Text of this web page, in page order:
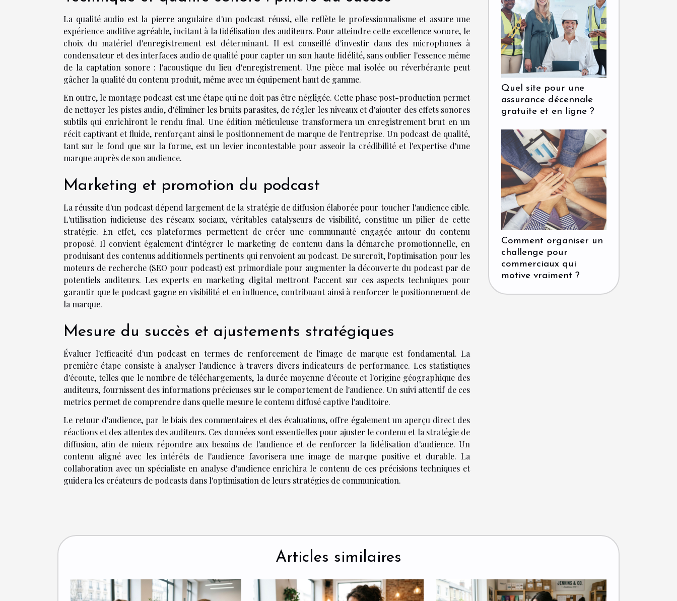
La qualité audio est la pierre angulaire d'un podcast réussi, elle reflète le professionnalisme et assure une
expérience auditive agréable, incitant à la fidélisation des auditeurs. Pour atteindre cette excellence sonore, le
choix du matériel d'enregistrement est déterminant. Il est conseillé d'investir dans des microphones à
condensateur et des interfaces audio de qualité pour capter un son haute fidélité, sans oublier l'essence même
de la captation sonore : l'acoustique du lieu d'enregistrement. Une pièce mal isolée ou réverbérante peut
gâcher la qualité du contenu produit, même avec un équipement haut de gamme.
En outre, le montage podcast est une étape qui ne doit pas être négligée. Cette phase post-production permet
de nettoyer les pistes audio, d'éliminer les bruits parasites, de régler les niveaux et d'ajouter des effets sonores
subtils qui enrichiront le rendu final. Une édition méticuleuse transformera un enregistrement brut en un
récit captivant et fluide, renforçant ainsi le positionnement de marque de l'entreprise. Un podcast de qualité,
tant sur le fond que sur la forme, est un levier incontestable pour asseoir la crédibilité et l'expertise d'une
marque auprès de son audience.
Marketing et promotion du podcast
La réussite d'un podcast dépend largement de la stratégie de diffusion élaborée pour toucher l'audience cible.
L'utilisation judicieuse des réseaux sociaux, véritables catalyseurs de visibilité, constitue un pilier de cette
stratégie. En effet, ces plateformes permettent de créer une communauté engagée autour du contenu
proposé. Il convient également d'intégrer le marketing de contenu dans la démarche promotionnelle, en
produisant des contenus additionnels pertinents qui renvoient au podcast. De surcroît, l'optimisation pour les
moteurs de recherche (SEO pour podcast) est primordiale pour augmenter la découverte du podcast par de
potentiels auditeurs. Les experts en marketing digital mettront l'accent sur ces aspects techniques pour
garantir que le podcast gagne en visibilité et en influence, contribuant ainsi à renforcer le positionnement de
la marque.
Mesure du succès et ajustements stratégiques
Évaluer l'efficacité d'un podcast en termes de renforcement de l'image de marque est fondamental. La
première étape consiste à analyser l'audience à travers divers indicateurs de performance. Les statistiques
d'écoute, telles que le nombre de téléchargements, la durée moyenne d'écoute et l'origine géographique des
auditeurs, fournissent des informations précieuses sur le comportement de l'audience. Un suivi attentif de ces
metrics permet de comprendre dans quelle mesure le contenu diffusé captive l'auditoire.
Le retour d'audience, par le biais des commentaires et des évaluations, offre également un aperçu direct des
réactions et des attentes des auditeurs. Ces données sont essentielles pour ajuster le contenu et la stratégie de
diffusion, afin de mieux répondre aux besoins de l'audience et de renforcer la fidélisation d'audience. Un
contenu aligné avec les intérêts de l'audience favorisera une image de marque positive et durable. La
collaboration avec un spécialiste en analyse d'audience enrichira le contenu de ces précisions techniques et
guidera les créateurs de podcasts dans l'optimisation de leurs stratégies de communication.
Quel site pour une
assurance décennale
gratuite et en ligne ?
Comment organiser un
challenge pour
commerciaux qui
motive vraiment ?
Articles similaires